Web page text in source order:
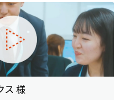
ス 様